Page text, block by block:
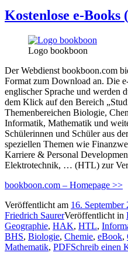
Kostenlose e-
Logo bookboon
Der Webdienst bookboon.com
Format zum Download an. Die
englischer Sprache und werden
dem Klick auf den Bereich
Themenbereichen Biologie,
Informatik, Mathematik und
Schülerinnen und Schüler aus
speziellen Themen wie
Karriere & Personal
Elektrotechnik, … (HTL) zur
bookboon.com – Homepage >>
Veröffentlicht am 16. September
Friedrich SaurerVeröffentlicht in
Geographie, HAK, HTL,
BHS, Biologie, Chemie, eBook,
Mathematik, PDFSchreib einen